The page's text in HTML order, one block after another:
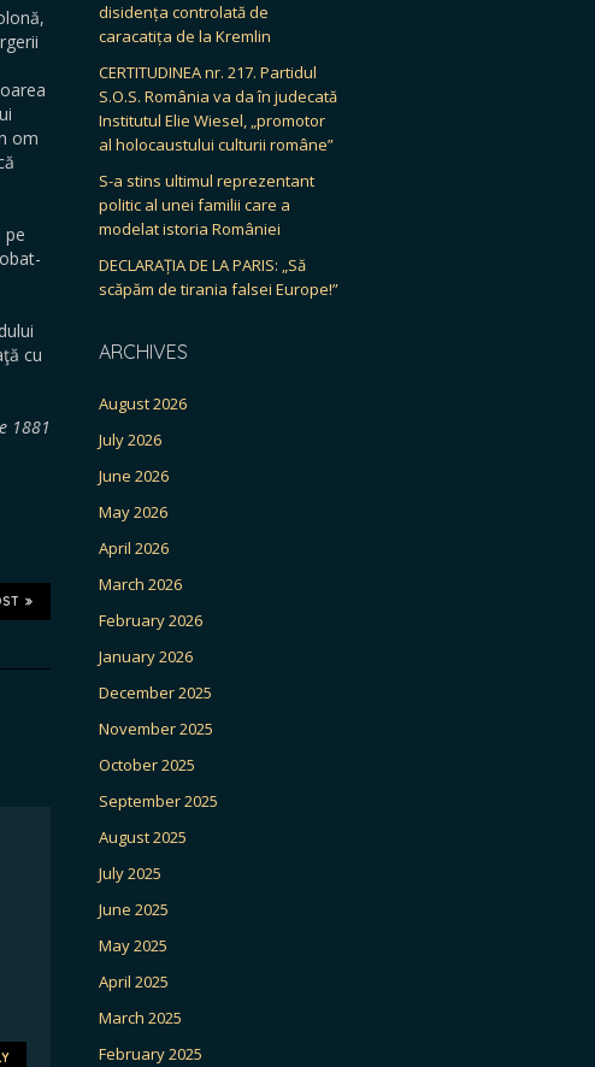
om
pe
cu
1881
disidența controlată de
caracatița de la Kremlin
CERTITUDINEA nr. 217. Partidul
S.O.S. România va da în judecată
Institutul Elie Wiesel, „promotor
al holocaustului culturii române”
S-a stins ultimul reprezentant
politic al unei familii care a
modelat istoria României
DECLARAȚIA DE LA PARIS: „Să
scăpăm de tirania falsei Europe!”
ARCHIVES
August 2026
July 2026
June 2026
May 2026
April 2026
March 2026
February 2026
January 2026
December 2025
November 2025
October 2025
September 2025
August 2025
July 2025
June 2025
May 2025
April 2025
March 2025
February 2025